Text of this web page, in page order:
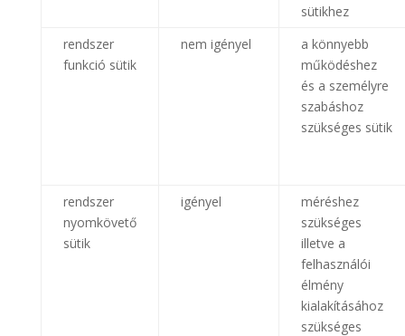
sütikhez
rendszer
funkció sütik
nem igényel
a könnyebb
működéshez
és a személyre
szabáshoz
szükséges sütik
rendszer
nyomkövető
sütik
igényel
méréshez
szükséges
illetve a
felhasználói
élmény
kialakításához
szükséges